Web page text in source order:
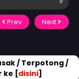
Prev Next
/ Terpotong /
ke [disini]